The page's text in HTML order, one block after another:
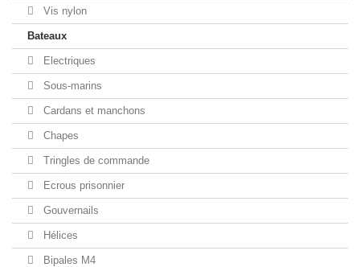
Vis nylon
Bateaux
Electriques
Sous-marins
Cardans et manchons
Chapes
Tringles de commande
Ecrous prisonnier
Gouvernails
Hélices
Bipales M4